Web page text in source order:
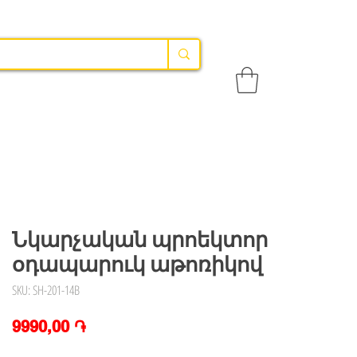
Նկարչական պրոեկտոր
օդապարուկ աթոռիկով
SKU: SH-201-14B
9990,00 ֏Price